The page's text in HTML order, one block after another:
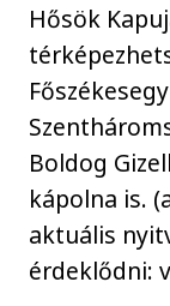
Hősök
Boldog
kápolna is.
aktuális
érdeklődni: